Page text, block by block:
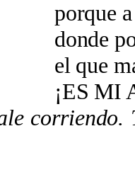
un
corriendo.